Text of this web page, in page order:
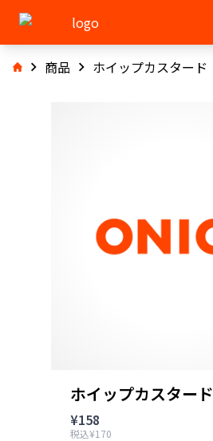
商品 ホイップカスタード
ホイップカスタード
¥158
税込¥170